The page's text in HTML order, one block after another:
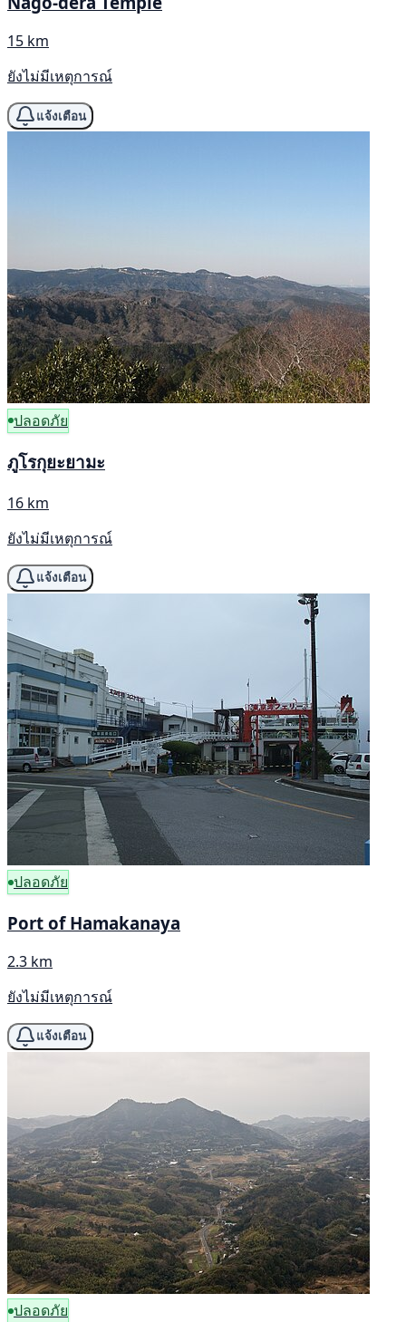
15 km
ยังไม่มีเหตุการณ์
แจ้งเตือน
ปลอดภัย
ภูโรกุยะยามะ
16 km
ยังไม่มีเหตุการณ์
แจ้งเตือน
ปลอดภัย
Port of Hamakanaya
2.3 km
ยังไม่มีเหตุการณ์
แจ้งเตือน
ปลอดภัย